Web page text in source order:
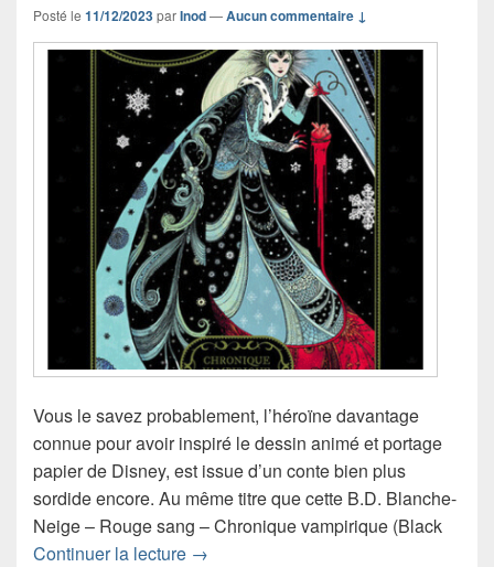
Posté le 11/12/2023parInod—Aucun commentaire ↓
Vous le savez probablement, l’héroïne davantage
connue pour avoir inspiré le dessin animé et portage
papier de Disney, est issue d’un conte bien plus
sordide encore. Au même titre que cette B.D. Blanche-
Neige – Rouge sang – Chronique vampirique (Black
Continuer la lecture Chronique comics Blanche-Neige –
→